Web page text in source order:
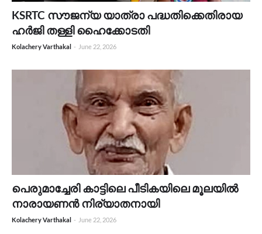
KSRTC സൗജന്യ യാത്രാ പദ്ധതിക്കെതിരായ
ഹർജി തള്ളി ഹൈക്കോടതി
Kolachery Varthakal - June 22, 2026
പെരുമാച്ചേരി കാട്ടിലെ പീടികയിലെ മൂലയിൽ
നാരായണൻ നിര്യാതനായി
Kolachery Varthakal - June 22, 2026